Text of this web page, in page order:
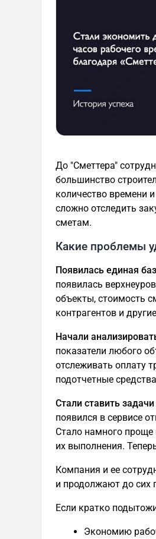
До "Сметтера" сотрудники составляли сметы вручную в Excel, как это делают
большинство
количество времени и часто приводило к досадным ошибкам. Также было
сложно отследить закупки материалов, платежи заказчика и выполнение по
сметам.
Какие проблемы
Появилась единая
появилась
объекты, стоимость
контрагентов и
Начали
показатели любого
отслеживать оплату
подотчетные
Стали ставить
появился в сервисе
Стало намного проще
их выполнения.
Компания и ее сотрудники по достоинству оценили возможности "Сметтера"
и продолжают до
Если
Экономию